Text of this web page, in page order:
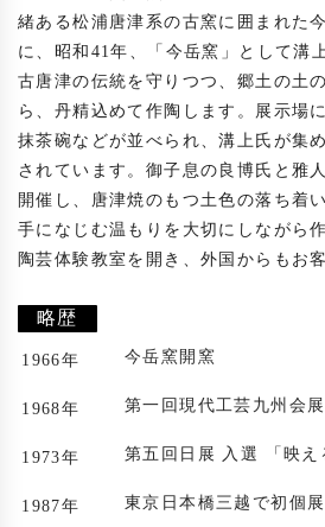
緒ある松浦唐津系の古窯に囲まれた
に、昭和41年、「今岳窯」として溝
古唐津の伝統を守りつつ、郷土の土
ら、丹精込めて作陶します。展示場
抹茶碗などが並べられ、溝上氏が集
されています。御子息の良博氏と雅
開催し、唐津焼のもつ土色の落ち着
手になじむ温もりを大切にしながら
陶芸体験教室を開き、外国からもお
略歴
1966年 今岳窯開窯
1968年 第一回現代工芸九州会
1973年 第五回日展 入選 「映え
1987年 東京日本橋三越で初個展